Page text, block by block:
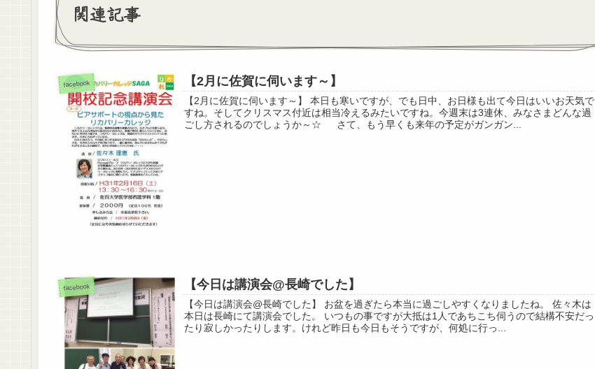
関連記事
facebook 【2月に佐賀に伺います～】
【2月に佐賀に伺います～】 本日も寒いですが、でも日中、お日様も出て今日はいいお天気で
すね。そしてクリスマス付近は相当冷えるみたいですね。今週末は3連休、みなさまどんな過
ごし方されるのでしょうか～☆ さて、もう早くも来年の予定がガンガン...
facebook 【今日は講演会@長崎でした】
【今日は講演会@長崎でした】 お盆を過ぎたら本当に過ごしやすくなりましたね。 佐々木は
本日は長崎にて講演会でした。 いつもの事ですが大抵は1人であちこち伺うので結構不安だっ
たり寂しかったりします。けれど昨日も今日もそうですが、何処に行っ...